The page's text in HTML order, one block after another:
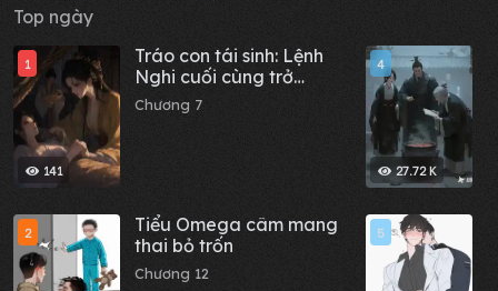
Top ngày
141
1
Tráo con tái sinh: Lệnh
Nghi cuối cùng trở
thành Thái tử phi
Chương 7
2
Tiểu Omega câm mang
thai bỏ trốn
Chương 12
27.72 K
4
5